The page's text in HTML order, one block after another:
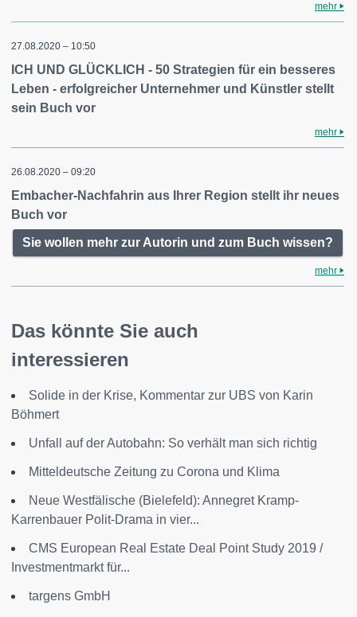
mehr
27.08.2020 – 10:50
ICH UND GLÜCKLICH - 50 Strategien für ein besseres
Leben - erfolgreicher Unternehmer und Künstler stellt
sein Buch vor
mehr
26.08.2020 – 09:20
Embacher-Nachfahrin aus Ihrer Region stellt ihr neues
Buch vor
Sie wollen mehr zur Autorin und zum Buch wissen?
mehr
Das könnte Sie auch
interessieren
Solide in der Krise, Kommentar zur UBS von Karin
Böhmert
Unfall auf der Autobahn: So verhält man sich richtig
Mitteldeutsche Zeitung zu Corona und Klima
Neue Westfälische (Bielefeld): Annegret Kramp-
Karrenbauer Polit-Drama in vier...
CMS European Real Estate Deal Point Study 2019 /
Investmentmarkt für...
targens GmbH